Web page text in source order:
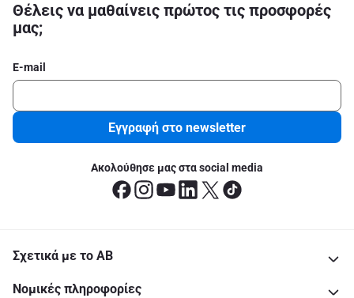
Θέλεις να μαθαίνεις πρώτος τις προσφορές
μας;
E-mail
Εγγραφή στο newsletter
Ακολούθησε μας στα social media
Σχετικά με το ΑΒ
Νομικές πληροφορίες